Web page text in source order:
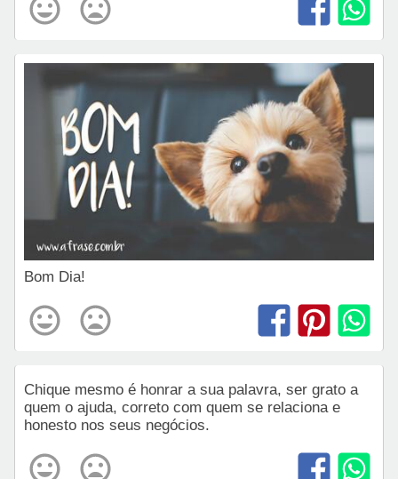
Bom Dia!
Chique mesmo é honrar a sua palavra, ser grato a
quem o ajuda, correto com quem se relaciona e
honesto nos seus negócios.